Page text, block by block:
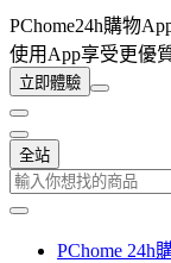
PChome24h購物
使用App享受更優
立即體驗
全站
PChome 24h